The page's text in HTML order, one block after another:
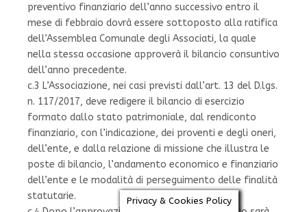
preventivo finanziario dell’anno successivo entro il
mese di febbraio dovrà essere sottoposto alla ratifica
dell’Assemblea Comunale degli Associati, la quale
nella stessa occasione approverà il bilancio consuntivo
dell’anno precedente.
c.3 L’Associazione, nei casi previsti dall’art. 13 del D.lgs.
n. 117/2017, deve redigere il bilancio di esercizio
formato dallo stato patrimoniale, dal rendiconto
finanziario, con l’indicazione, dei proventi e degli oneri,
dell’ente, e dalla relazione di missione che illustra le
poste di bilancio, l’andamento economico e finanziario
dell’ente e le modalità di perseguimento delle finalità
statutarie.
Privacy & Cookies Policy